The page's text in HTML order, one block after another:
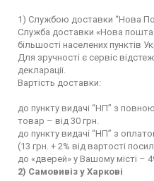
1) Службою доставки “Нова
Служба доставки «Нова
більшості населених пунктів
Для зручності є сервіс
декларації.
Вартість доставки:
до пункту видачі “НП” з
товар – від 30 грн.
до пункту видачі “НП” з
(13 грн. + 2% від вартості
до «дверей» у Вашому місті –
2) Самовивіз у Харкові